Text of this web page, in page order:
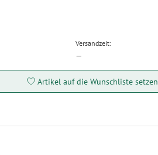
Versandzeit:
—
Artikel auf die Wunschliste setzen